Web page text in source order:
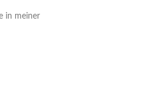
in meiner